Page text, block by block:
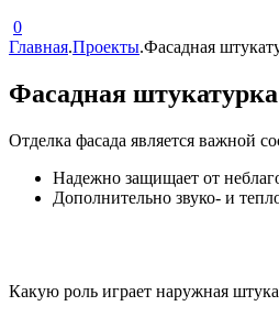
0
Главная.Проекты.Фасадная
Фасадная
Отделка фасада является важной
Надежно защищает от
Дополнительно звуко- и
Какую роль играет наружная